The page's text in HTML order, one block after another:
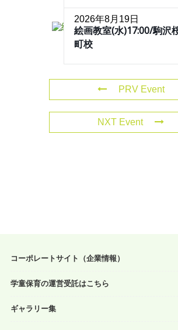
2026年8月19日
絵画教室(水)17:00/駒沢
町校
PRV Event
NXT Event
コーポレートサイト（企業情報）
学童保育の運営受託はこちら
ギャラリー集